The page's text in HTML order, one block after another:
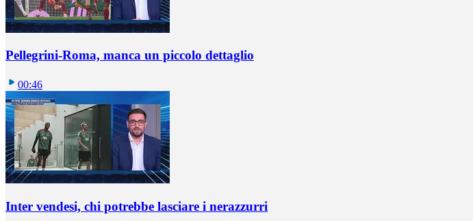
Pellegrini-Roma, manca un piccolo dettaglio
00:46
Inter vendesi, chi potrebbe lasciare i nerazzurri